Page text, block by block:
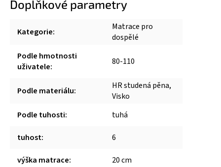
Doplňkové parametry
Kategorie:
Matrace pro
dospělé
Podle hmotnosti
uživatele: 80-110
Podle materiálu:
HR studená pěna,
Visko
Podle tuhosti: tuhá
tuhost: 6
výška matrace: 20 cm